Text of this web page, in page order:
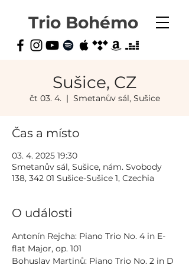
Trio Bohémo
Sušice, CZ
čt 03. 4.
  |
Smetanův sál, Sušice
Čas a místo
03. 4. 2025 19:30
Smetanův sál, Sušice, nám. Svobody
138, 342 01 Sušice-Sušice 1, Czechia
O události
Antonín Rejcha: Piano Trio No. 4 in E-
flat Major, op. 101
Bohuslav Martinů: Piano Trio No. 2 in D